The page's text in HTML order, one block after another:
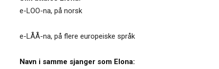
e-LOO-na, på norsk
e-LÅÅ-na, på flere europeiske språk
Navn i samme sjanger som Elona: